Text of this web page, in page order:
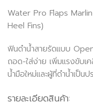
Water Pro Flaps
Heel Fins)
ฟินดำน้ำสายรัดแบบ
ถอด-ใส่ง่าย เพิ่มแรงขับเ
น้ำมือใหม่และผู้ที่ดำน้ำเป็นป
รายละเอียดสินค้า: